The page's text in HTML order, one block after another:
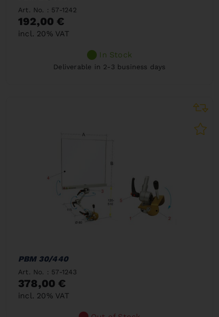
Art. No. : 57-1242
192,00 €
incl. 20% VAT
In Stock
Deliverable in 2-3 business days
PBM 30/440
Art. No. : 57-1243
378,00 €
incl. 20% VAT